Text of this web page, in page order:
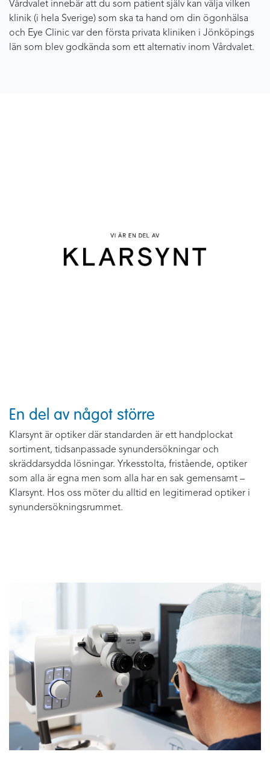
Vårdvalet innebär att du som patient själv kan välja vilken
klinik (i hela Sverige) som ska ta hand om din ögonhälsa
och Eye Clinic var den första privata kliniken i Jönköpings
län som blev godkända som ett alternativ inom Vårdvalet.
En del av något större
Klarsynt är optiker där standarden är ett handplockat
sortiment, tidsanpassade synundersökningar och
skräddarsydda lösningar. Yrkesstolta, fristående, optiker
som alla är egna men som alla har en sak gemensamt –
Klarsynt. Hos oss möter du alltid en legitimerad optiker i
synundersökningsrummet.